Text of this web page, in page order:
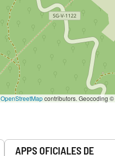
OpenStreetMapcontributors. Geocoding ©
APPS OFICIALES DE